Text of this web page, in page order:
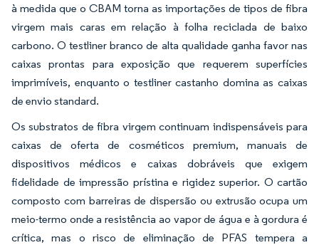
à medida que o CBAM torna as importações de tipos de fibra
virgem mais caras em relação à folha reciclada de baixo
carbono. O testliner branco de alta qualidade ganha favor nas
caixas prontas para exposição que requerem superfícies
imprimíveis, enquanto o testliner castanho domina as caixas
de envio standard.
Os substratos de fibra virgem continuam indispensáveis para
caixas de oferta de cosméticos premium, manuais de
dispositivos médicos e caixas dobráveis que exigem
fidelidade de impressão prístina e rigidez superior. O cartão
composto com barreiras de dispersão ou extrusão ocupa um
meio-termo onde a resistência ao vapor de água e à gordura é
crítica, mas o risco de eliminação de PFAS tempera a